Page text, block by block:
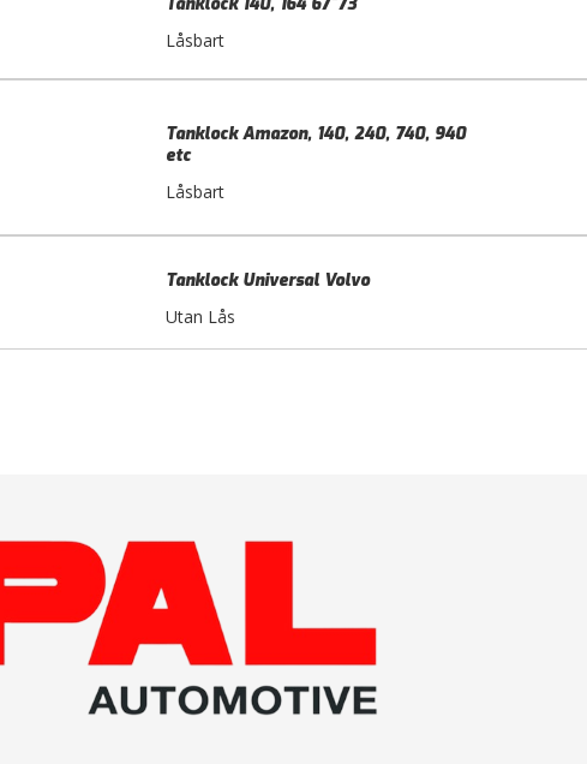
Låsbart
Tanklock Amazon, 140, 240, 740, 940
etc
Låsbart
Tanklock Universal Volvo
Utan Lås